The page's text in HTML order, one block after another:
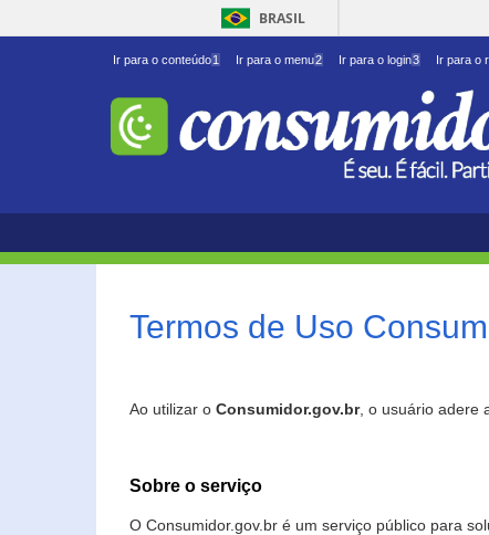
BRASIL
Ir para o conteúdo1 Ir para o menu2 Ir para o login3 Ir para o
Termos de Uso
Ao utilizar o Consumidor.gov.br, o usuário adere
Sobre o serviço
O Consumidor.gov.br é um serviço público para